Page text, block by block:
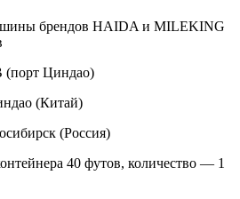
брендов HAIDA и MILEKING
(порт Циндао)
(Китай)
(Россия)
40 футов, количество — 1